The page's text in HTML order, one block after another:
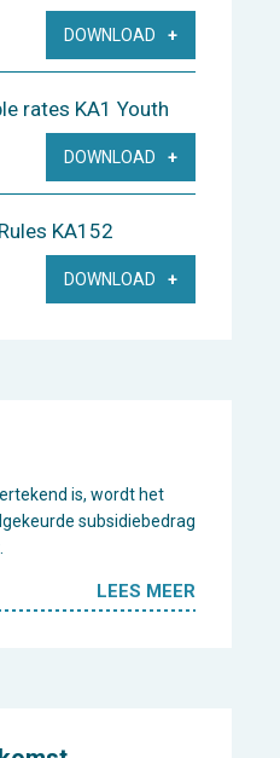
DOWNLOAD
rates KA1 Youth
DOWNLOAD
KA152
DOWNLOAD
is, wordt het
subsidiebedrag
LEES MEER